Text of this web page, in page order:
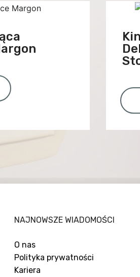
NAJNOWSZE WIADOMOŚCI
O nas
Polityka prywatności
Kariera